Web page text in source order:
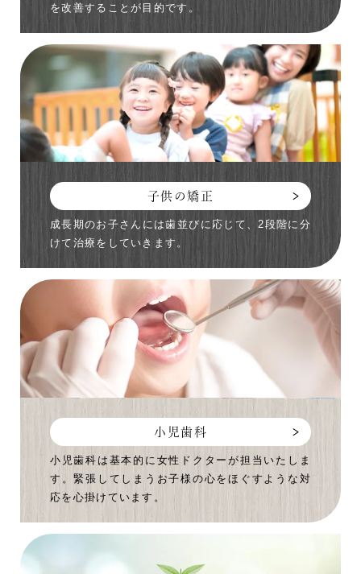
を改善することが目的です。
子供の矯正
成長期のお子さんには歯並びに応じて、2段階に分
けて治療をしていきます。
小児歯科
小児歯科は基本的に女性ドクターが担当いたしま
す。緊張してしまうお子様の心をほぐすような対
応を心掛けています。